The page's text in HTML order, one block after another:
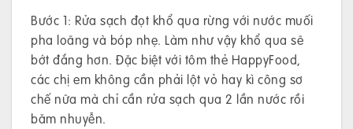
Bước 1: Rửa sạch đọt khổ qua rừng với nước muối
pha loãng và bóp nhẹ. Làm như vậy khổ qua sẽ
bớt đắng hơn. Đặc biệt với tôm thẻ HappyFood,
các chị em không cần phải lột vỏ hay kì công sơ
chế nữa mà chỉ cần rửa sạch qua 2 lần nước rồi
băm nhuyễn.